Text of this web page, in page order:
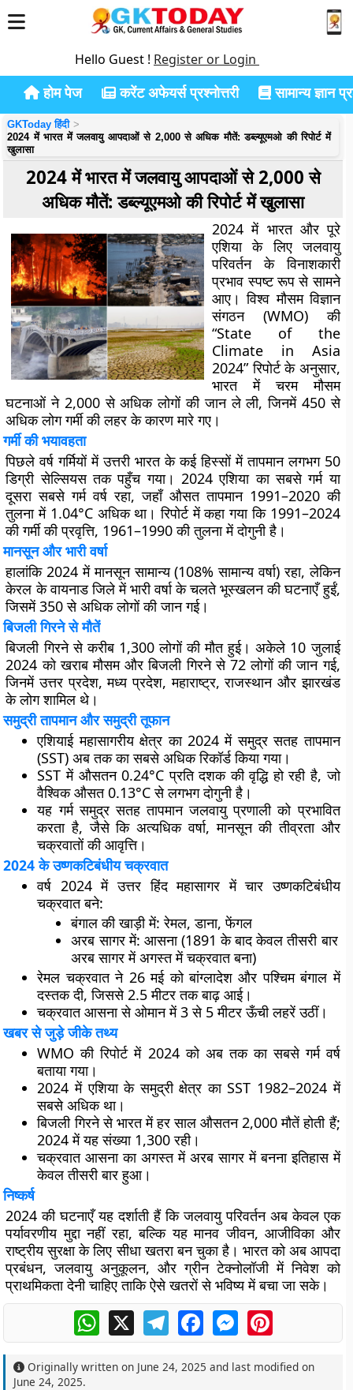
Hello Guest ! Register or Login
होम पेज करेंट अफेयर्स प्रश्नोत्तरी सामान्य ज्ञान
GKToday हिंदी
2024 में भारत में जलवायु आपदाओं से 2,000 से अधिक मौतें: डब्ल्यूएमओ की रिपोर्ट में
खुलासा
2024 में भारत में जलवायु आपदाओं से 2,000 से
अधिक मौतें: डब्ल्यूएमओ की रिपोर्ट में खुलासा
2024 में भारत और पूरे
एशिया के लिए जलवायु
परिवर्तन के विनाशकारी
प्रभाव स्पष्ट रूप से सामने
आए। विश्व मौसम विज्ञान
संगठन (WMO) की
“State of the
Climate in Asia
2024” रिपोर्ट के अनुसार,
भारत में चरम मौसम
घटनाओं ने 2,000 से अधिक लोगों की जान ले ली, जिनमें 450 से
अधिक लोग गर्मी की लहरके कारण मारे गए।
गर्मी की भयावहता
पिछले वर्ष गर्मियों में उत्तरी भारत के कई हिस्सों में तापमानलगभग 50
डिग्री सेल्सियसतक पहुँच गया।2024 एशिया का सबसे गर्म या
दूसरा सबसे गर्म वर्ष रहा, जहाँ औसत तापमान 1991–2020 की
तुलना में 1.04°C अधिकथा। रिपोर्ट में कहा गया कि 1991–2024
की गर्मी की प्रवृत्ति, 1961–1990 की तुलना में दोगुनीहै।
मानसून और भारी वर्षा
हालांकि 2024 मेंमानसून सामान्य (108% सामान्य वर्षा)रहा, लेकिन
केरल के वायनाड जिले में भारी वर्षा के चलते भूस्खलन की घटनाएँ हुईं,
जिसमें350 से अधिक लोगों की जान गई।
बिजली गिरने से मौतें
बिजली गिरने सेकरीब 1,300 लोगों की मौतहुई। अकेले 10 जुलाई
2024 को खराब मौसम और बिजली गिरने से 72 लोगों की जानगई,
जिनमें उत्तर प्रदेश, मध्य प्रदेश, महाराष्ट्र, राजस्थान और झारखंड
के लोग शामिल थे।
समुद्री तापमान और समुद्री तूफान
एशियाई महासागरीय क्षेत्र का2024 में समुद्र सतह तापमान
(SST) अब तक का सबसे अधिक रिकॉर्ड किया गया।
SST में औसतन0.24°C प्रति दशककी वृद्धि हो रही है, जो
वैश्विक औसत0.13°Cसे लगभग दोगुनी है।
यह गर्म समुद्र सतह तापमान जलवायु प्रणाली को प्रभावित
करता है, जैसे कि अत्यधिक वर्षा, मानसून की तीव्रता और
चक्रवातों की आवृत्ति।
2024 के उष्णकटिबंधीय चक्रवात
वर्ष 2024 में उत्तर हिंद महासागर मेंचार उष्णकटिबंधीय
चक्रवातबने:
बंगाल की खाड़ी में:रेमल, डाना, फेंगल
अरब सागर में: आसना(1891 के बाद केवल तीसरी बार
अरब सागर में अगस्त में चक्रवात बना)
रेमल चक्रवात ने 26 मई कोबांग्लादेश और पश्चिम बंगाल में
दस्तक दी, जिससे2.5 मीटर तक बाढ़ आई।
चक्रवात आसना से ओमान में3 से 5 मीटर ऊँची लहरेंउठीं।
खबर से जुड़े जीके तथ्य
WMO की रिपोर्ट में 2024 को अब तक का सबसे गर्म वर्ष
बताया गया।
2024 में एशिया के समुद्री क्षेत्र का SST 1982–2024 में
सबसे अधिकथा।
बिजली गिरने से भारत मेंहर साल औसतन 2,000 मौतेंहोती हैं;
2024 में यह संख्या 1,300 रही।
चक्रवात आसना का अगस्त में अरब सागर में बननाइतिहास में
केवल तीसरी बारहुआ।
निष्कर्ष
2024 की घटनाएँ यह दर्शाती हैं किजलवायु परिवर्तनअब केवल एक
पर्यावरणीय मुद्दा नहीं रहा, बल्कि यहमानव जीवन, आजीविका और
राष्ट्रीय सुरक्षाके लिए सीधा खतरा बन चुका है। भारत को अब आपदा
प्रबंधन,जलवायु अनुकूलन, औरग्रीन टेक्नोलॉजीमें निवेश को
प्राथमिकता देनी चाहिए ताकि ऐसे खतरों से भविष्य में बचा जा सके।
WhatsApp
X TelegramFacebookMessengerPinterest
Originally written on June 24, 2025 and last modified on
June 24, 2025.